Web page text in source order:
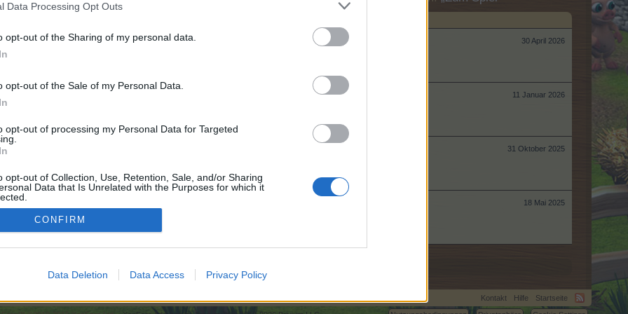
Data Processing Opt Outs
opt-out of the Sharing of my personal data.
opt-out of the Sale of my Personal Data.
opt-out of processing my Personal Data for Targeted
opt-out of Collection, Use, Retention, Sale, and/or Sharing
Data that Is Unrelated with the Purposes for which it
CONFIRM
Data Deletion Data Access Privacy Policy
30 April 2026
11 Januar 2026
31 Oktober 2025
18 Mai 2025
Kontakt Hilfe
Startseite